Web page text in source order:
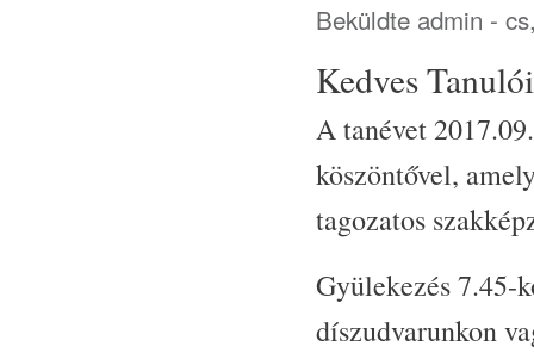
Beküldte admin -
Kedves
A tanévet
köszöntővel,
tagozatos
Gyülekezés 7.45-
díszudvarunkon